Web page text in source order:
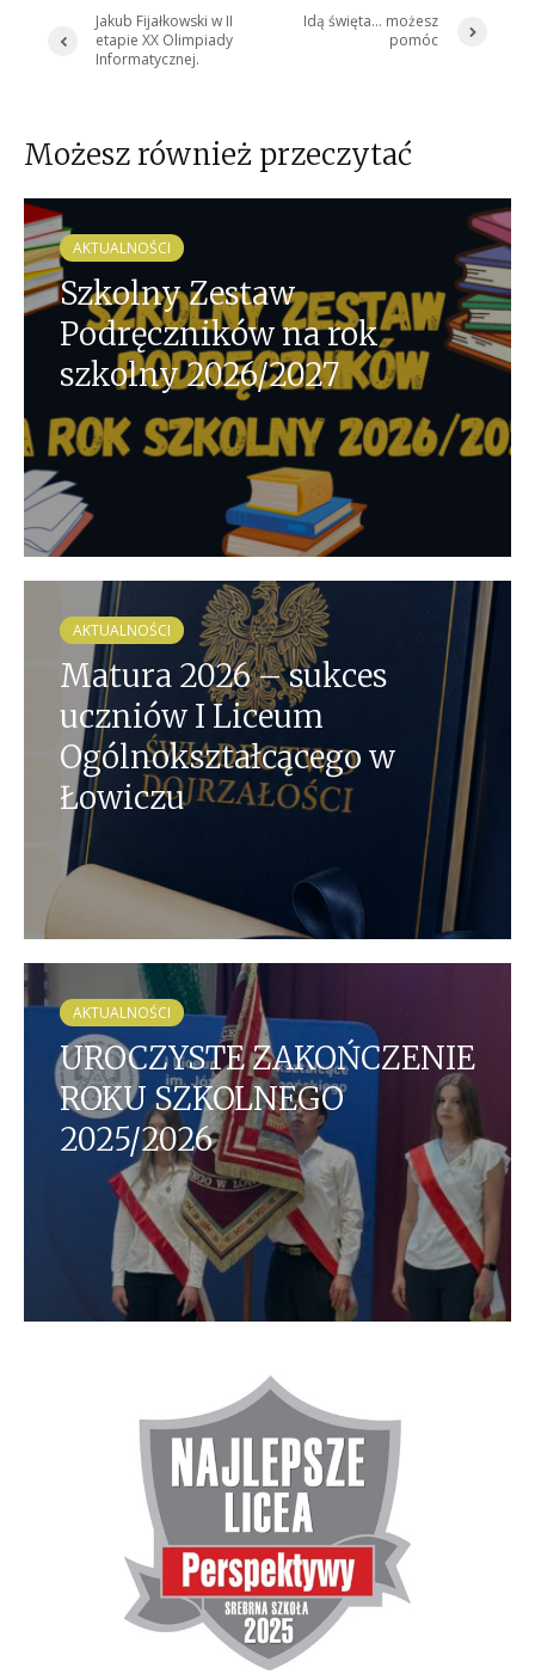
Jakub Fijałkowski w II
etapie XX Olimpiady
Informatycznej.
Idą święta… możesz
pomóc
Możesz również przeczytać
AKTUALNOŚCI
Szkolny Zestaw
Podręczników na rok
szkolny 2026/2027
AKTUALNOŚCI
Matura 2026 – sukces
uczniów I Liceum
Ogólnokształcącego w
Łowiczu
AKTUALNOŚCI
UROCZYSTE ZAKOŃCZENIE
ROKU SZKOLNEGO
2025/2026